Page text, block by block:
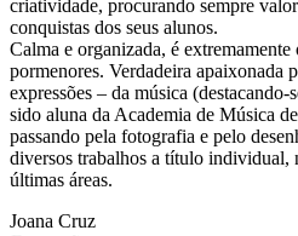
criatividade, procurando sempre
conquistas dos seus alunos.
Calma e organizada, é extremamente
pormenores. Verdadeira apaixonada
expressões – da música
sido aluna da Academia de Música
passando pela fotografia e pelo
diversos trabalhos a título individual,
últimas áreas.
Joana Cruz